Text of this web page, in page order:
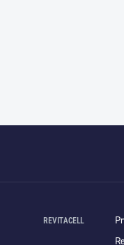
REVITACELL